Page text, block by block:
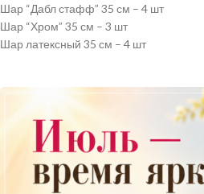
Шар “Дабл стафф” 35 см – 4 шт
Шар “Хром” 35 см – 3 шт
Шар латексный 35 см – 4 шт